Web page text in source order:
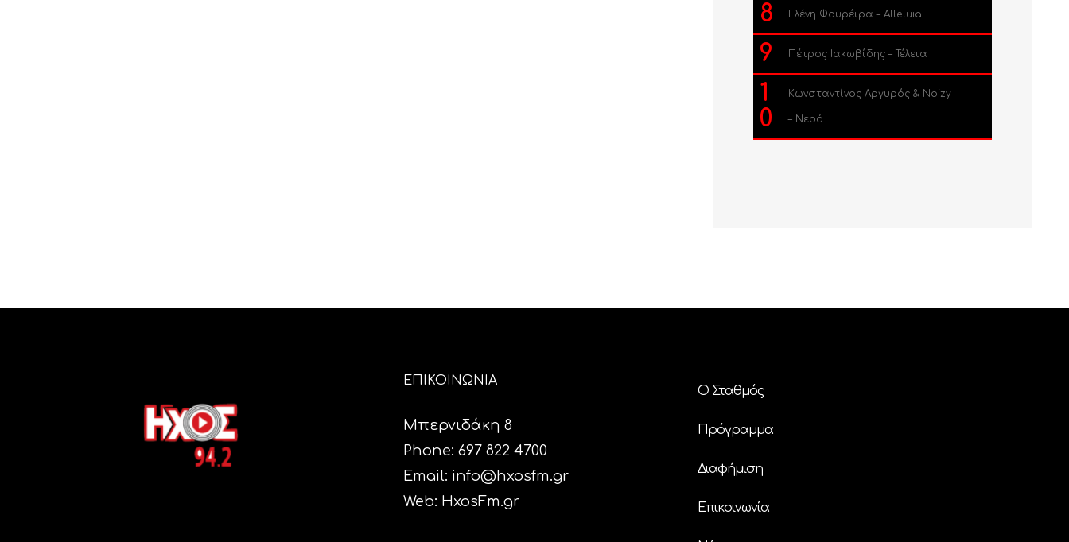
8 Ελένη Φουρέιρα – Alleluia
9 Πέτρος Ιακωβίδης – Τέλεια
1
0
Κωνσταντίνος Αργυρός & Noizy
– Νερό
ΕΠΙΚΟΙΝΩΝΙΑ
Μπερνιδάκη 8
Phone: 697 822 4700
Email: info@hxosfm.gr
Web: HxosFm.gr
Ο Σταθμός
Πρόγραμμα
Διαφήμιση
Επικοινωνία